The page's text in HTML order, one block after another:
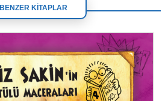
BENZER KİTAPLAR